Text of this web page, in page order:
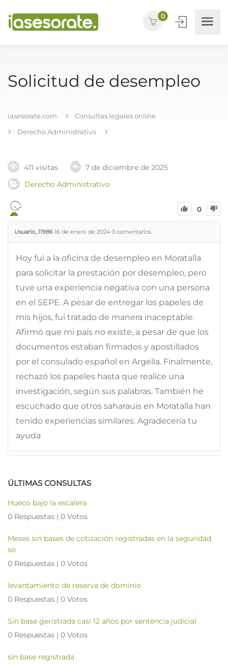
0
Solicitud de desempleo
iasesorate.com
Consultas legales online
Derecho Administrativo
411 visitas
7 de diciembre de 2025
Derecho Administrativo
0
Usuario_11986 16 de enero de 2024 0 comentarios
Hoy fui a la oficina de desempleo en Moratalla
para solicitar la prestación por desempleo, pero
tuve una experiencia negativa con una persona
en el SEPE. A pesar de entregar los papeles de
mis hijos, fui tratado de manera inaceptable.
Afirmó que mi país no existe, a pesar de que los
documentos estaban firmados y apostillados
por el consulado español en Argelia. Finalmente,
rechazó los papeles hasta que realice una
investigación, según sus palabras. También he
escuchado que otros saharauis en Moratalla han
tenido experiencias similares. Agradecería tu
ayuda
ÚLTIMAS CONSULTAS
Hueco bajo la escalera
0 Respuestas | 0 Votos
Meses sin bases de cotización registradas en la seguridad
so
0 Respuestas | 0 Votos
levantamiento de reserva de dominio
0 Respuestas | 0 Votos
Sin base geristrada casi 12 años por sentencia judicial
0 Respuestas | 0 Votos
sin base registrada